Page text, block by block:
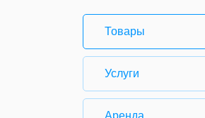
Товары
Услуги